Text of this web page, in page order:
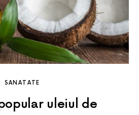
SANATATE
uleiul de